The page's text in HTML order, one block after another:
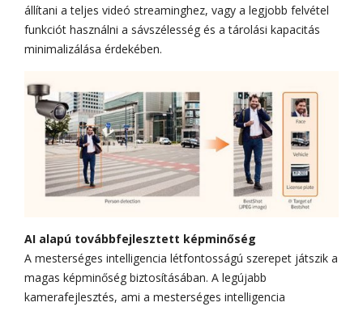
állítani a teljes videó streaminghez, vagy a legjobb felvétel
funkciót használni a sávszélesség és a tárolási kapacitás
minimalizálása érdekében.
AI alapú továbbfejlesztett képminőség
A mesterséges intelligencia létfontosságú szerepet játszik a
magas képminőség biztosításában. A legújabb
kamerafejlesztés, ami a mesterséges intelligencia